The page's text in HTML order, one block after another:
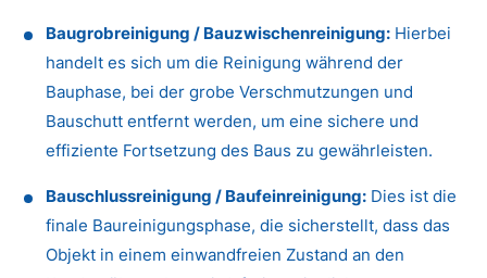
Baugrobreinigung / Bauzwischenreinigung: Hierbei
handelt es sich um die Reinigung während der
Bauphase, bei der grobe Verschmutzungen und
Bauschutt entfernt werden, um eine sichere und
effiziente Fortsetzung des Baus zu gewährleisten.
Bauschlussreinigung / Baufeinreinigung: Dies ist die
finale Baureinigungsphase, die sicherstellt, dass das
Objekt in einem einwandfreien Zustand an den